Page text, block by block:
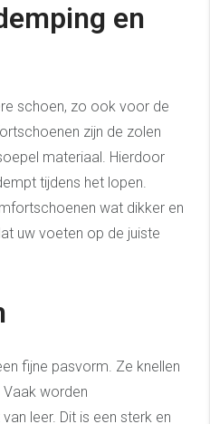
en
schoen, zo ook voor de
zijn de zolen
materiaal. Hierdoor
tijdens het lopen.
wat dikker en
uw voeten op de juiste
fijne pasvorm. Ze knellen
Vaak worden
leer. Dit is een sterk en